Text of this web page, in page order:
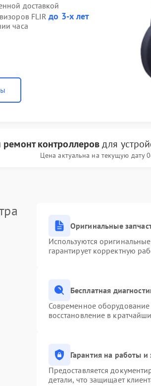
доставкой
FLIRдо 3-х лет
часа
ремонт контроллеровдля
Цена актуальна на текущую дату
Оригинальные
Используются
гарантирует корректную
Бесплатная
Современное оборудование
восстановление в
Гарантия на работы и
Предоставляется
детали, что защищает